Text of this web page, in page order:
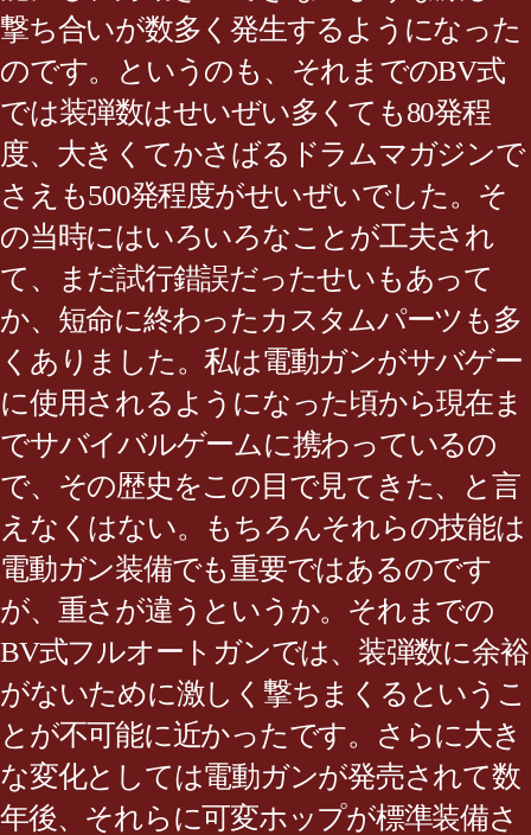
撃ち合いが数多く発生するようになった
のです。というのも、それまでのBV式
では装弾数はせいぜい多くても80発程
度、大きくてかさばるドラムマガジンで
さえも500発程度がせいぜいでした。そ
の当時にはいろいろなことが工夫され
て、まだ試行錯誤だったせいもあって
か、短命に終わったカスタムパーツも多
くありました。私は電動ガンがサバゲー
に使用されるようになった頃から現在ま
でサバイバルゲームに携わっているの
で、その歴史をこの目で見てきた、と言
えなくはない。もちろんそれらの技能は
電動ガン装備でも重要ではあるのです
が、重さが違うというか。それまでの
BV式フルオートガンでは、装弾数に余裕
がないために激しく撃ちまくるというこ
とが不可能に近かったです。さらに大き
な変化としては電動ガンが発売されて数
年後、それらに可変ホップが標準装備さ